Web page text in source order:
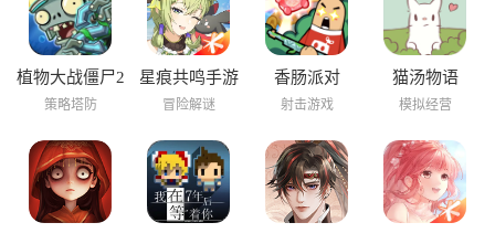
植物大战僵尸2
海底世界
策略塔防
星痕共鸣手游
冒险解谜
香肠派对
射击游戏
猫汤物语
模拟经营